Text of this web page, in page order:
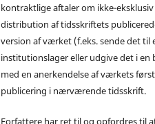
kontraktlige aftaler om ikke-eksklusiv
distribution af tidsskriftets
version af værket (f.eks. sende det til
institutionslager eller udgive det i en
med en anerkendelse af værkets
publicering i nærværende tidsskrift.
Forfattere har ret til og opfordres til